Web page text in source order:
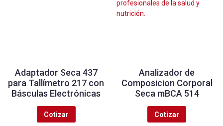
Adaptador Seca 437
para Tallímetro 217 con
Básculas Electrónicas
Cotizar
Analizador de
Composicion Corporal
Seca mBCA 514
Cotizar